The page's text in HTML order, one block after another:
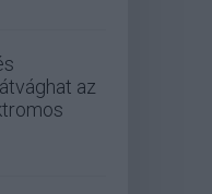
az